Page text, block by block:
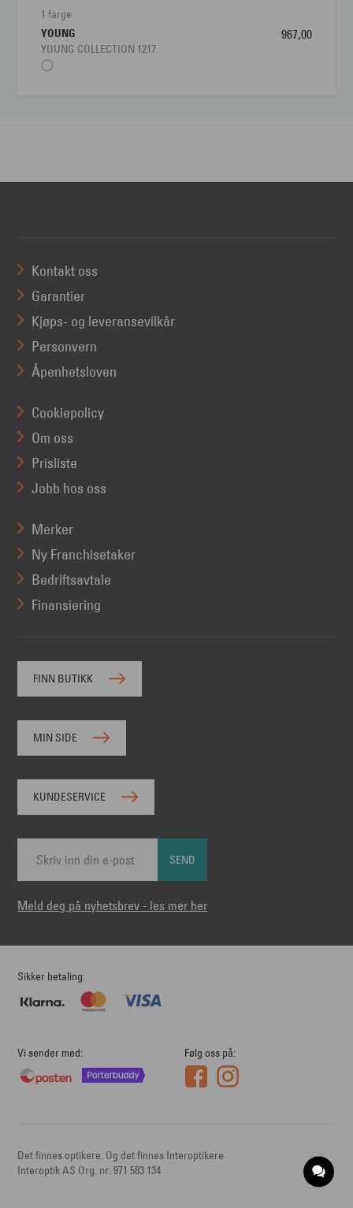
1 farge
YOUNG
YOUNG COLLECTION 1217
967,00
Kontakt oss
Garantier
Kjøps- og leveransevilkår
Personvern
Åpenhetsloven
Cookiepolicy
Om oss
Prisliste
Jobb hos oss
Merker
Ny Franchisetaker
Bedriftsavtale
Finansiering
FINN BUTIKK
MIN SIDE
KUNDESERVICE
SEND
Meld deg på nyhetsbrev - les mer her
Sikker betaling
Vi sender med Følg oss på
Det finnes optikere. Og det finnes Interoptikere
Interoptik AS Org. nr: 971 583 134